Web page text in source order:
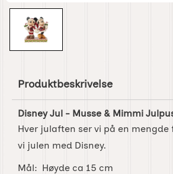
Produktbeskrivelse
Disney Jul - Musse & Mimmi
Hver julaften ser vi på en
vi julen med Disney.
Mål: Høyde ca 15 cm